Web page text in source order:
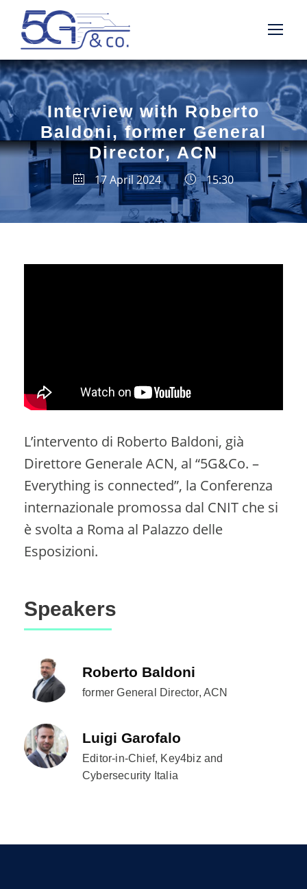
Interview with Roberto
Baldoni, former General
Director, ACN
17 April 2024 15:30
L’intervento di Roberto Baldoni, già
Direttore Generale ACN, al “5G&Co. –
Everything is connected”, la Conferenza
internazionale promossa dal CNIT che si
è svolta a Roma al Palazzo delle
Esposizioni.
Speakers
Roberto Baldoni
former General Director, ACN
Luigi Garofalo
Editor-in-Chief, Key4biz and
Cybersecurity Italia